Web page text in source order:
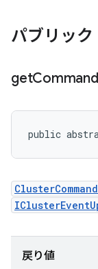
パブリック
getCommand
public
戻り値